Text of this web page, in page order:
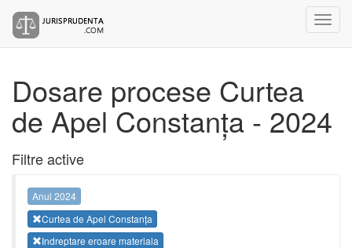
Dosare procese Curtea
de Apel Constanța - 2024
Filtre active
Anul 2024
Curtea de Apel Constanța
Indreptare eroare materiala